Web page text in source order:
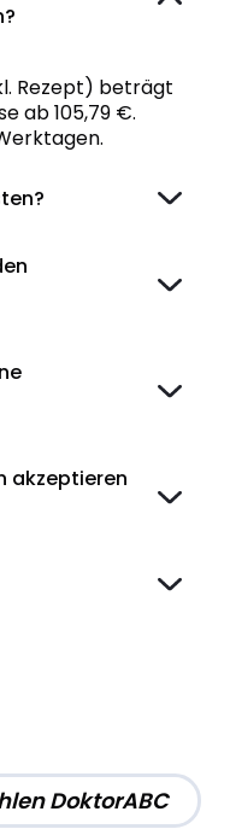
Rezept) beträgt
ab 105,79 €.
akzeptieren
DoktorABC